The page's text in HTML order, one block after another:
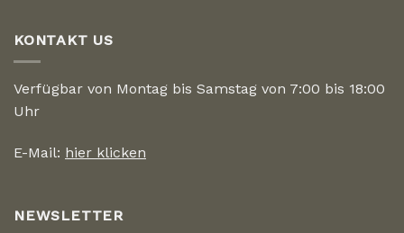
KONTAKT US
Verfügbar von Montag bis Samstag von 7:00 bis 18:00
Uhr
E-Mail: hier klicken
NEWSLETTER